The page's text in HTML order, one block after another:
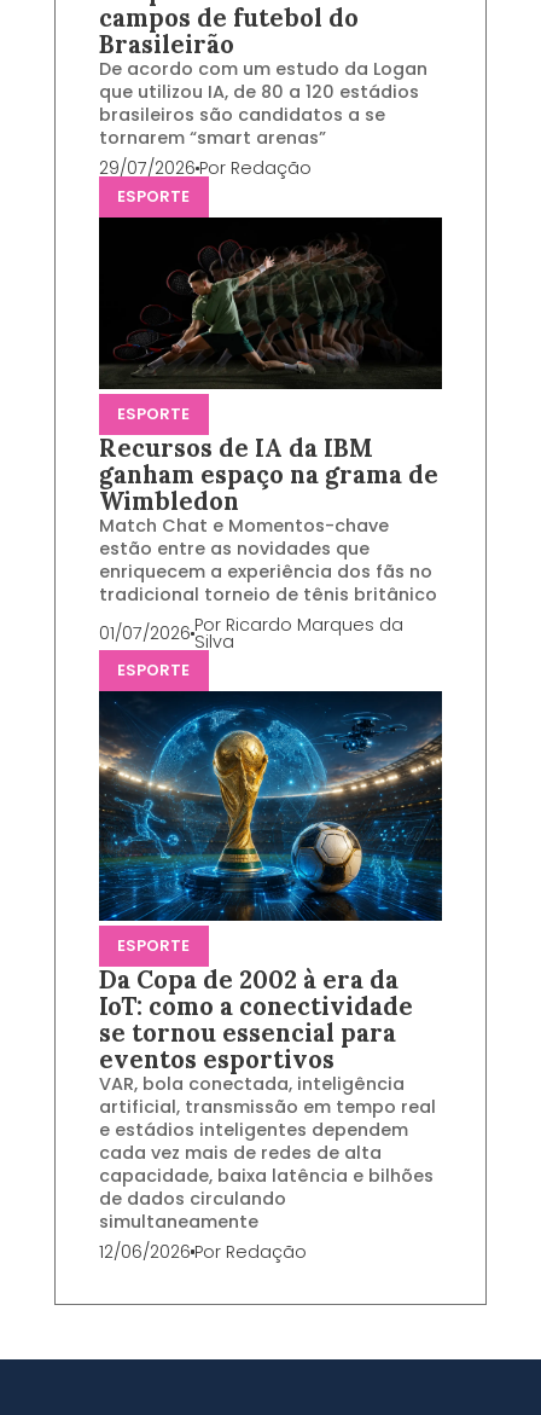
campos de futebol do
Brasileirão
De acordo com um estudo da Logan
que utilizou IA, de 80 a 120 estádios
brasileiros são candidatos a se
tornarem “smart arenas”
29/07/2026Por Redação
ESPORTE
ESPORTE
Recursos de IA da IBM
ganham espaço na grama de
Wimbledon
Match Chat e Momentos-chave
estão entre as novidades que
enriquecem a experiência dos fãs no
tradicional torneio de tênis britânico
01/07/2026 Por Ricardo Marques da
Silva
ESPORTE
ESPORTE
Da Copa de 2002 à era da
IoT: como a conectividade
se tornou essencial para
eventos esportivos
VAR, bola conectada, inteligência
artificial, transmissão em tempo real
e estádios inteligentes dependem
cada vez mais de redes de alta
capacidade, baixa latência e bilhões
de dados circulando
simultaneamente
12/06/2026Por Redação